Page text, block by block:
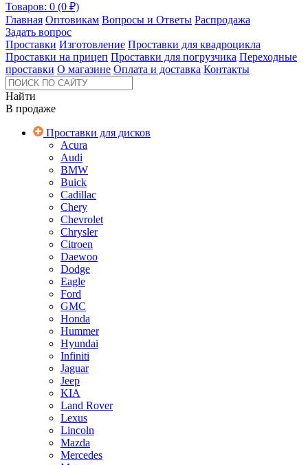
Товаров: 0 (0 ₽)
Главная Оптовикам Вопросы и Ответы Распродажа
Задать вопрос
Проставки Изготовление Проставки для квадроцикла
Проставки на прицеп Проставки для погрузчика Переходные
проставки О магазине Оплата и доставка Контакты
Найти
В продаже
Проставки для дисков
Acura
Audi
BMW
Buick
Cadillac
Chery
Chevrolet
Chrysler
Citroen
Daewoo
Dodge
Eagle
Ford
GMC
Honda
Hummer
Hyundai
Infiniti
Jaguar
Jeep
KIA
Land Rover
Lexus
Lincoln
Mazda
Mercedes